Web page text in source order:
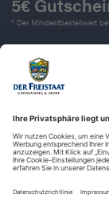
* Der Mindestbestellwert